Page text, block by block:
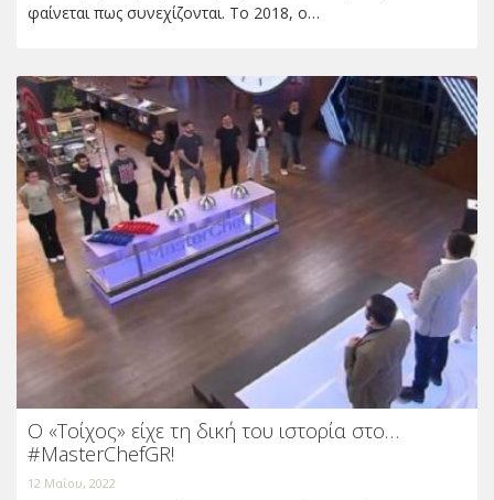
φαίνεται πως συνεχίζονται. Το 2018, ο…
Ο «Τοίχος» είχε τη δική του ιστορία στο…
#MasterChefGR!
12 Μαΐου, 2022